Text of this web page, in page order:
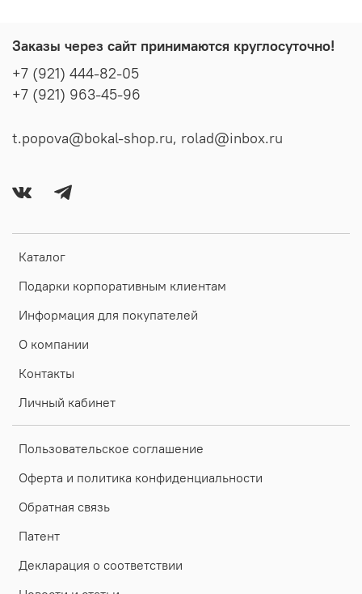
Каталог
Подарки корпоративным клиентам
Информация для покупателей
О компании
Контакты
Личный кабинет
Пользовательское соглашение
Оферта и политика конфиденциальности
Обратная связь
Патент
Декларация о соответствии
Заказы через сайт принимаются круглосуточно!
+7 (921) 444-82-05
+7 (921) 963-45-96
t.popova@bokal-shop.ru, rolad@inbox.ru